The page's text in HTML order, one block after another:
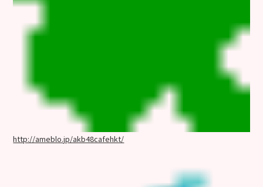
http://ameblo.jp/akb48cafehkt/